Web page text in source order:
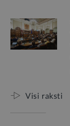
Visi raksti